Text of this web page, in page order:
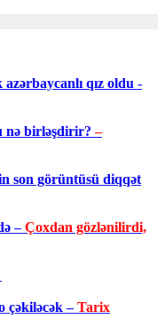
qız oldu -
nə birləşdirir?–
son görüntüsü diqqət
–Çoxdan gözlənilirdi,
çəkiləcək –Tarix